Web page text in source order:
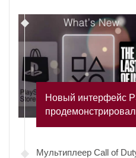
Новый интерфейс
Мультиплеер Call of